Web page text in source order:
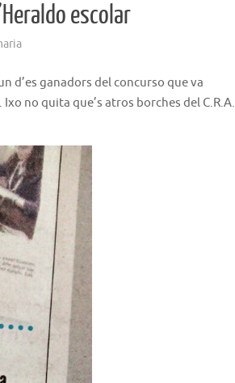
escolar
d’es ganadors del concurso que va
no quita que’s atros borches del C.R.A.